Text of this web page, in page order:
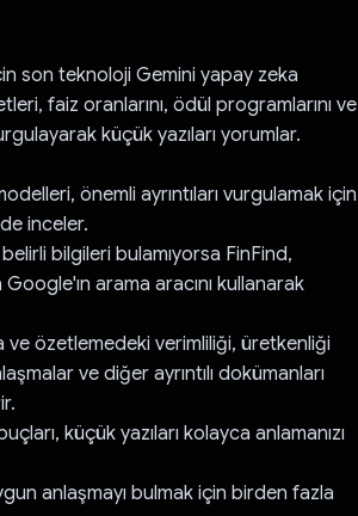
son teknoloji Gemini yapay zeka
faiz oranlarını, ödül programlarını ve
küçük yazıları yorumlar.
önemli ayrıntıları vurgulamak için
inceler.
bilgileri bulamıyorsa FinFind,
arama aracını kullanarak
ve özetlemedeki verimliliği, üretkenliği
ve diğer ayrıntılı dokümanları
küçük yazıları kolayca anlamanızı
anlaşmayı bulmak için birden fazla